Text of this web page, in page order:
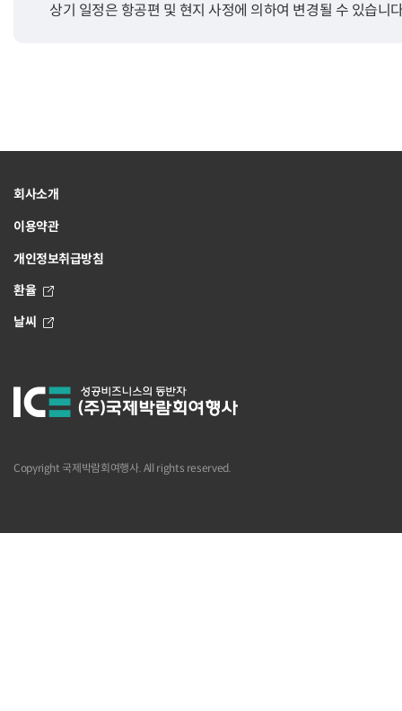
상기 일정은 항공편 및 현지 사정에 의하여 변경될 수 있습니
회사소개
이용약관
개인정보취급방침
환율
날씨
Copyright 국제박람회여행사. All rights reserved.